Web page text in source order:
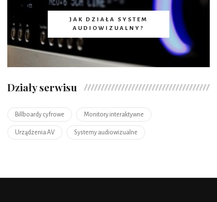
JAK DZIAŁA SYSTEM
AUDIOWIZUALNY?
Działy serwisu
Billboardy cyfrowe Monitory interaktywne
Urządzenia AV Systemy audiowizualne